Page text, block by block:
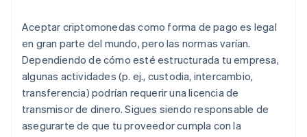
Aceptar criptomonedas como forma de pago es legal
en gran parte del mundo, pero las normas varían.
Dependiendo de cómo esté estructurada tu empresa,
algunas actividades (p. ej., custodia, intercambio,
transferencia) podrían requerir una licencia de
transmisor de dinero. Sigues siendo responsable de
asegurarte de que tu proveedor cumpla con la